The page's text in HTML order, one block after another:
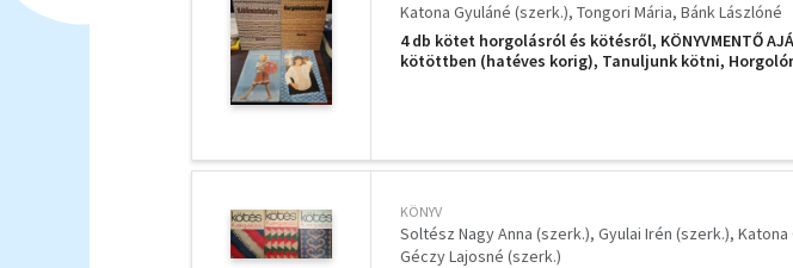
Katona Gyuláné (szerk.) Tongori Mária Bánk Lászlóné
4 db kötet horgolásról és kötésről, KÖNYVMENTŐ
kötöttben (hatéves korig), Tanuljunk kötni,
KÖNYV
Soltész Nagy Anna (szerk.) Gyulai Irén (szerk.) Katona
Géczy Lajosné (szerk.)